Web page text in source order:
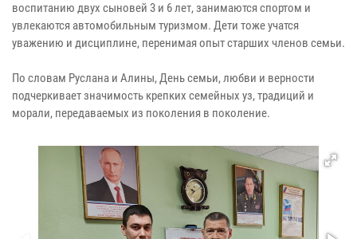
воспитанию двух сыновей 3 и 6 лет, занимаются спортом и
увлекаются автомобильным туризмом. Дети тоже учатся
уважению и дисциплине, перенимая опыт старших членов семьи.
По словам Руслана и Алины, День семьи, любви и верности
подчеркивает значимость крепких семейных уз, традиций и
морали, передаваемых из поколения в поколение.